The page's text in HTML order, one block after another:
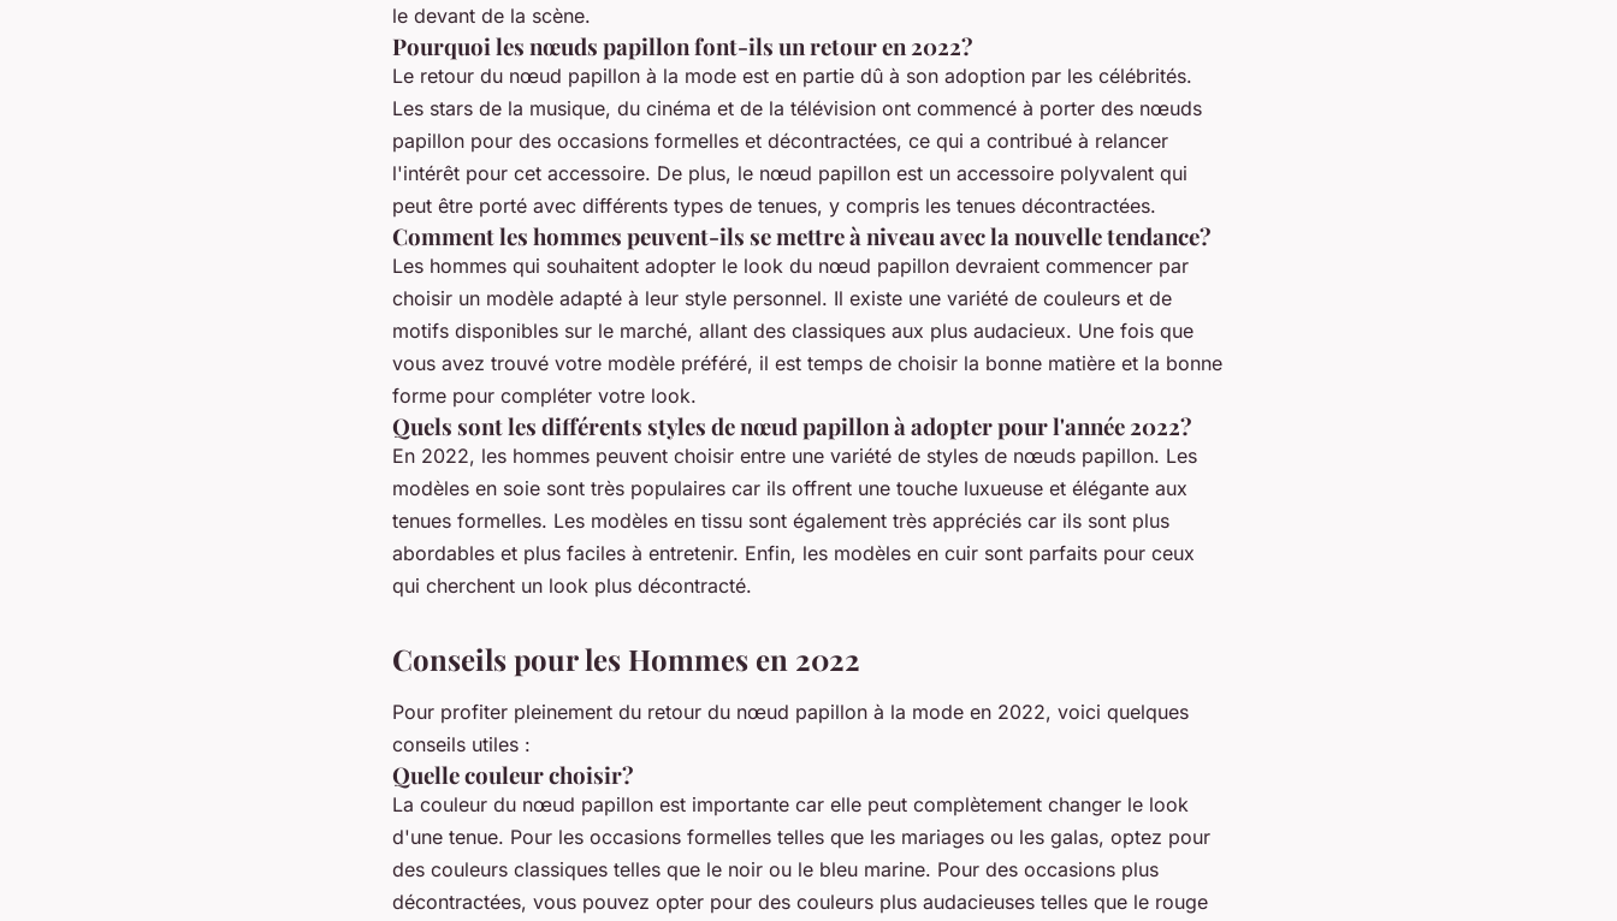
le devant de la scène.
Pourquoi les nœuds papillon font-ils un retour en 2022?
Le retour du nœud papillon à la mode est en partie dû à son adoption par les célébrités.
Les stars de la musique, du cinéma et de la télévision ont commencé à porter des nœuds
papillon pour des occasions formelles et décontractées, ce qui a contribué à relancer
l'intérêt pour cet accessoire. De plus, le nœud papillon est un accessoire polyvalent qui
peut être porté avec différents types de tenues, y compris les tenues décontractées.
Comment les hommes peuvent-ils se mettre à niveau avec la nouvelle tendance?
Les hommes qui souhaitent adopter le look du nœud papillon devraient commencer par
choisir un modèle adapté à leur style personnel. Il existe une variété de couleurs et de
motifs disponibles sur le marché, allant des classiques aux plus audacieux. Une fois que
vous avez trouvé votre modèle préféré, il est temps de choisir la bonne matière et la bonne
forme pour compléter votre look.
Quels sont les différents styles de nœud papillon à adopter pour l'année 2022?
En 2022, les hommes peuvent choisir entre une variété de styles de nœuds papillon. Les
modèles en soie sont très populaires car ils offrent une touche luxueuse et élégante aux
tenues formelles. Les modèles en tissu sont également très appréciés car ils sont plus
abordables et plus faciles à entretenir. Enfin, les modèles en cuir sont parfaits pour ceux
qui cherchent un look plus décontracté.
Conseils pour les Hommes en 2022
Pour profiter pleinement du retour du nœud papillon à la mode en 2022, voici quelques
conseils utiles :
Quelle couleur choisir?
La couleur du nœud papillon est importante car elle peut complètement changer le look
d'une tenue. Pour les occasions formelles telles que les mariages ou les galas, optez pour
des couleurs classiques telles que le noir ou le bleu marine. Pour des occasions plus
décontractées, vous pouvez opter pour des couleurs plus audacieuses telles que le rouge